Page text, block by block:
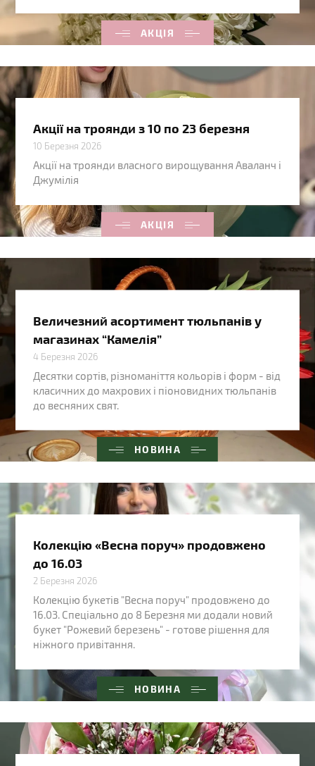
АКЦІЯ
АКЦІЯ
Акції на троянди з 10 по 23 березня
10 Березня 2026
Акції на троянди власного вирощування Аваланч і
Джумілія
НОВИНА
Величезний асортимент тюльпанів у
магазинах “Камелія”
4 Березня 2026
Десятки сортів, різноманіття кольорів і форм - від
класичних до махрових і піоновидних тюльпанів
до весняних свят.
НОВИНА
Колекцію «Весна поруч» продовжено
до 16.03
2 Березня 2026
Колекцію букетів "Весна поруч" продовжено до
16.03. Спеціально до 8 Березня ми додали новий
букет "Рожевий березень" - готове рішення для
ніжного привітання.